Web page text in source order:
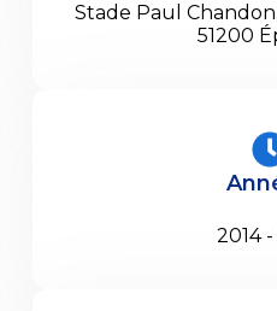
Stade Paul
51200
2014 -